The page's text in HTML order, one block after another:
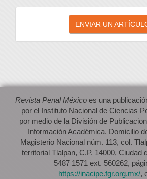
Enviar
artículo
ENVIAR UN
Revista Penal México es una
por el Instituto Nacional de Ciencias
por medio de la División de
Información Académica. Domicilio
Magisterio Nacional núm. 113, col.
territorial Tlalpan, C.P. 14000, Ciudad
5487 1571 ext. 560262,
https://inacipe.fgr.org.mx/,